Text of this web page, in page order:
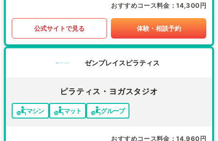
おすすめコース料金 14,300円
公式サイトで見る 体験・相談予約
ゼンプレイスピラティス
ピラティス・ヨガスタジオ
マシン マット グループ
おすすめコース料金 14,960円